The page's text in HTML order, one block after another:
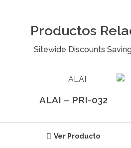
Productos
ALAI – PRI-032
Ver Producto